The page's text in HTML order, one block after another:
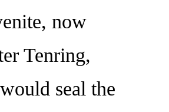
now
Tenring,
seal the